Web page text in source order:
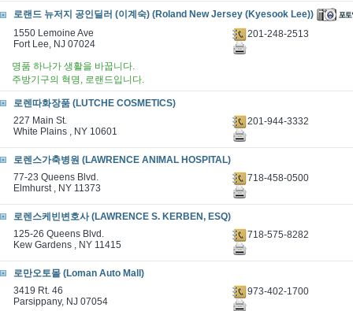
로랜드 뉴저지 공인딜러 (이계숙) (Roland New Jersey (Kyesook Lee))
1550 Lemoine Ave
Fort Lee, NJ 07024
201-248-2513
명품 하나가 생활을 바꿉니다.
주방기구의 혁명, 로랜드입니다.
로렌따화장품 (LUTCHE COSMETICS)
227 Main St.
White Plains , NY 10601
201-944-3332
로렌스가축병원 (LAWRENCE ANIMAL HOSPITAL)
77-23 Queens Blvd.
Elmhurst , NY 11373
718-458-0500
로렌스케빈변호사 (LAWRENCE S. KERBEN, ESQ)
125-26 Queens Blvd.
Kew Gardens , NY 11415
718-575-8282
로만오토몰 (Loman Auto Mall)
3419 Rt. 46
Parsippany, NJ 07054
973-402-1700